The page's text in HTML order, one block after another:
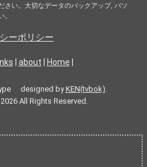
さい。大切なデータのバックアップ, パソ
。
ーポリシー
about Home
designed byKEN(tvbok)
All Rights Reserved.